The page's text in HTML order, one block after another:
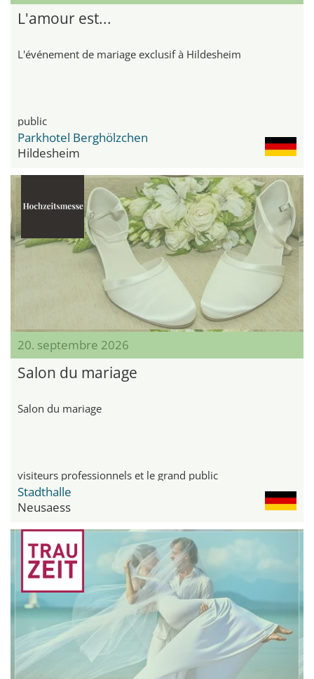
L'amour est...
L'événement de mariage exclusif à Hildesheim
public
Parkhotel Berghölzchen
Hildesheim
20. septembre 2026
Salon du mariage
Salon du mariage
visiteurs professionnels et le grand public
Stadthalle
Neusaess